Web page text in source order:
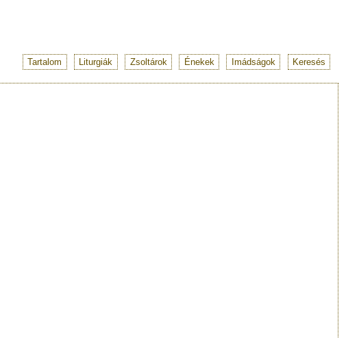
Tartalom Liturgiák Zsoltárok Énekek Imádságok Keresés